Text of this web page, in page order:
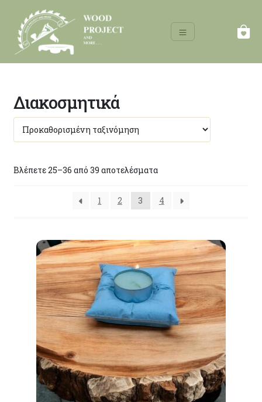
Διακοσμητικά
Βλέπετε 25–36 από 39 αποτελέσματα
1 2 3 4